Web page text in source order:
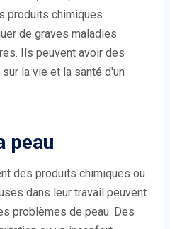
produits chimiques
de graves maladies
Ils peuvent avoir des
la vie et la santé d'un
peau
des produits chimiques ou
dans leur travail peuvent
problèmes de peau. Des